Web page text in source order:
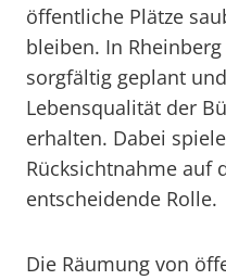
öffentliche Plätze
bleiben. In
sorgfältig geplant
Lebensqualität der
erhalten. Dabei
Rücksichtnahme auf
entscheidende Rolle.
Die Räumung von